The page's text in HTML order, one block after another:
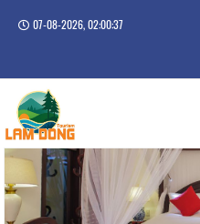
07-08-2026, 02:00:37